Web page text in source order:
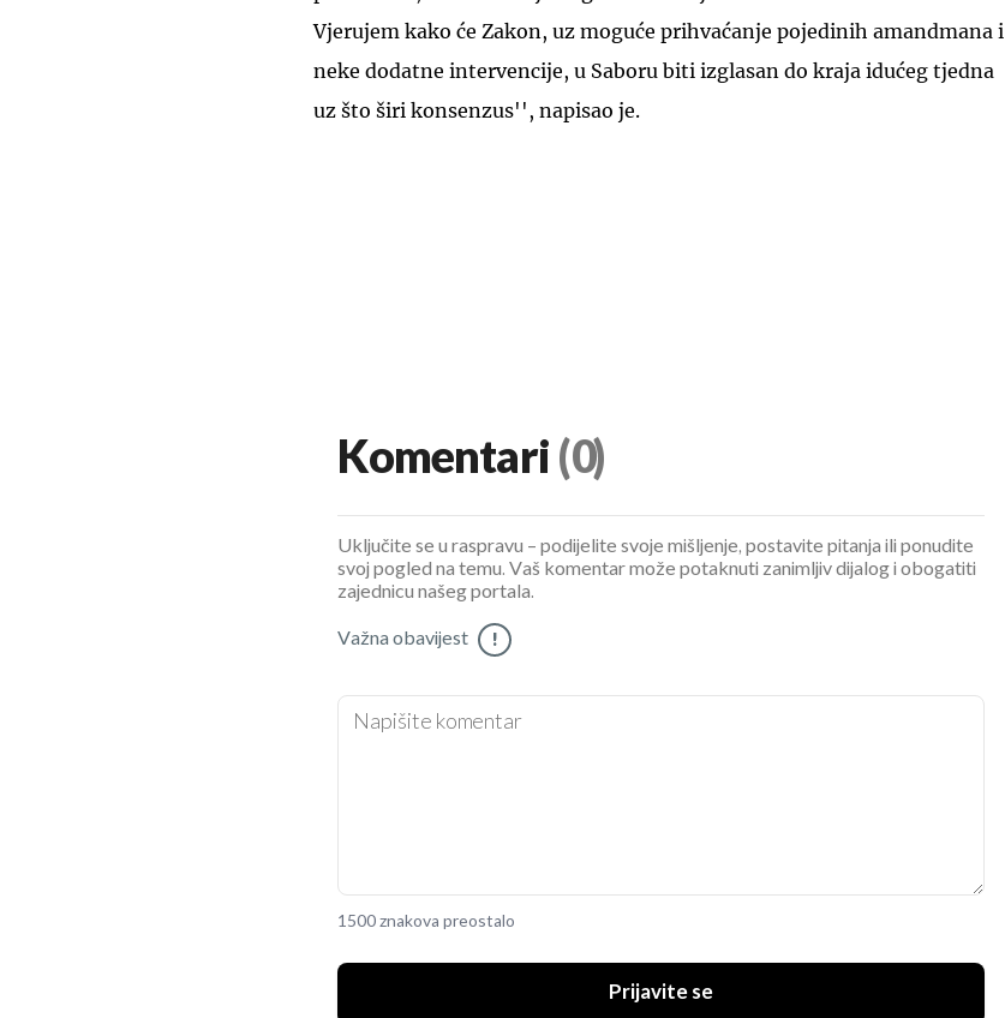
Vjerujem kako će Zakon, uz moguće prihvaćanje pojedinih amandmana i
neke dodatne intervencije, u Saboru biti izglasan do kraja idućeg tjedna
uz što širi konsenzus'', napisao je.
Komentari (0)
Uključite se u raspravu – podijelite svoje mišljenje, postavite pitanja ili ponudite
svoj pogled na temu. Vaš komentar može potaknuti zanimljiv dijalog i obogatiti
zajednicu našeg portala.
Važna obavijest !
1500 znakova preostalo
Prijavite se